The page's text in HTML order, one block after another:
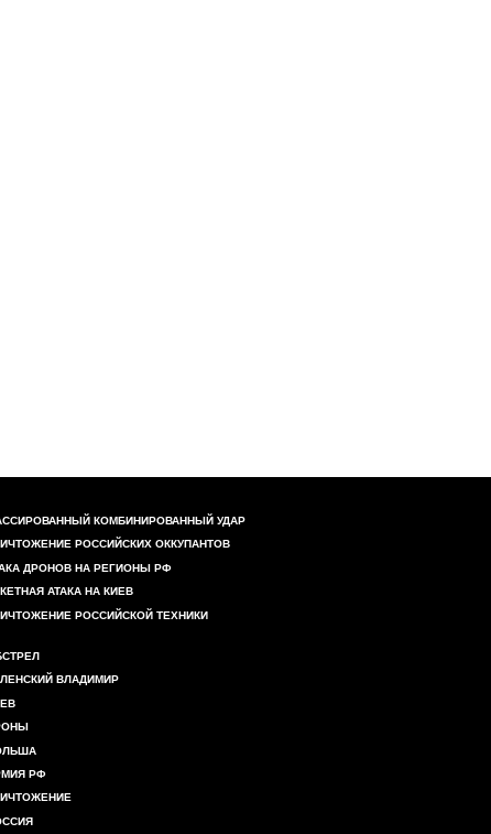
КОМБИНИРОВАННЫЙ УДАР
РОССИЙСКИХ ОККУПАНТОВ
ДРОНОВ НА РЕГИОНЫ РФ
АТАКА НА КИЕВ
РОССИЙСКОЙ ТЕХНИКИ
ВЛАДИМИР
РФ